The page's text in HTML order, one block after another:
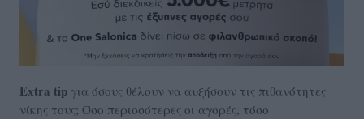
Extra tip για όσους θέλουν να αυξήσουν τις πιθανότητες
νίκης τους; Όσο περισσότερες οι αγορές, τόσο